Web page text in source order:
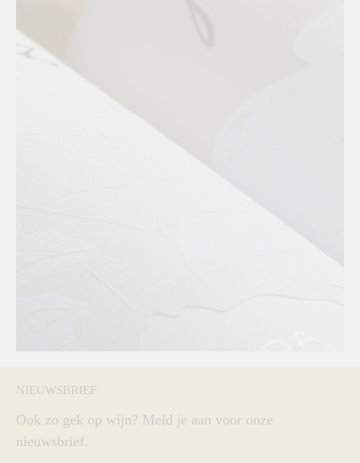
NIEUWSBRIEF
Ook zo gek op wijn? Meld je aan voor onze
nieuwsbrief.